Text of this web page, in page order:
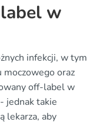
w
infekcji, w tym
moczowego oraz
off-label w
jednak takie
lekarza, aby